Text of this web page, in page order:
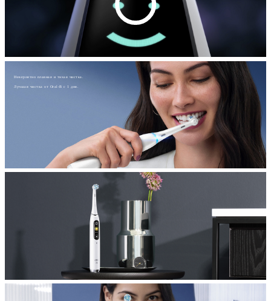
Невероятно плавная и тихая чистка.
Лучшая чистка от Oral-B с 1 дня.